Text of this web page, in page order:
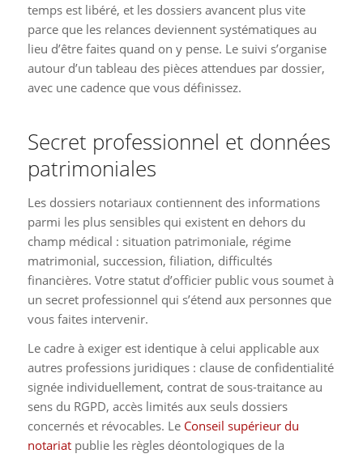
temps est libéré, et les dossiers avancent plus vite
parce que les relances deviennent systématiques au
lieu d’être faites quand on y pense. Le suivi s’organise
autour d’un tableau des pièces attendues par dossier,
avec une cadence que vous définissez.
Secret professionnel et données
patrimoniales
Les dossiers notariaux contiennent des informations
parmi les plus sensibles qui existent en dehors du
champ médical : situation patrimoniale, régime
matrimonial, succession, filiation, difficultés
financières. Votre statut d’officier public vous soumet à
un secret professionnel qui s’étend aux personnes que
vous faites intervenir.
Le cadre à exiger est identique à celui applicable aux
autres professions juridiques : clause de confidentialité
signée individuellement, contrat de sous-traitance au
sens du RGPD, accès limités aux seuls dossiers
concernés et révocables. Le Conseil supérieur du
notariatpublie les règles déontologiques de la